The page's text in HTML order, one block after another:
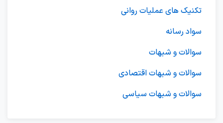
تکنیک های عملیات روانی
سواد رسانه
سوالات و شبهات
سوالات و شبهات اقتصادی
سوالات و شبهات سیاسی